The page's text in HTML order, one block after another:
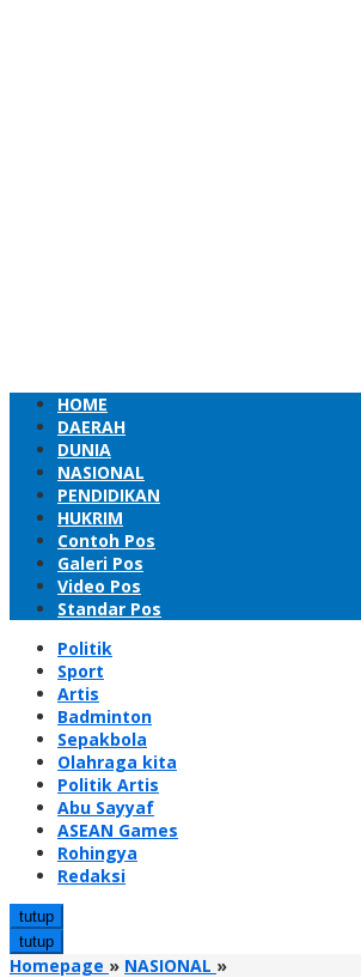
HOME
DAERAH
DUNIA
NASIONAL
PENDIDIKAN
HUKRIM
Contoh Pos
Galeri Pos
Video Pos
Standar Pos
Politik
Sport
Artis
Badminton
Sepakbola
Olahraga kita
Politik Artis
Abu Sayyaf
ASEAN Games
Rohingya
Redaksi
tutup
tutup
Homepage » NASIONAL »Rencana